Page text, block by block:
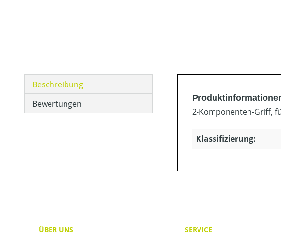
Beschreibung
Bewertungen
2-Komponenten-Griff,
Klassifizierung:
ÜBER UNS
SERVICE